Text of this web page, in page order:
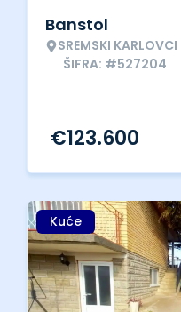
Banstol
SREMSKI KARLOVCI
ŠIFRA: #527204
€123.600
Kuće